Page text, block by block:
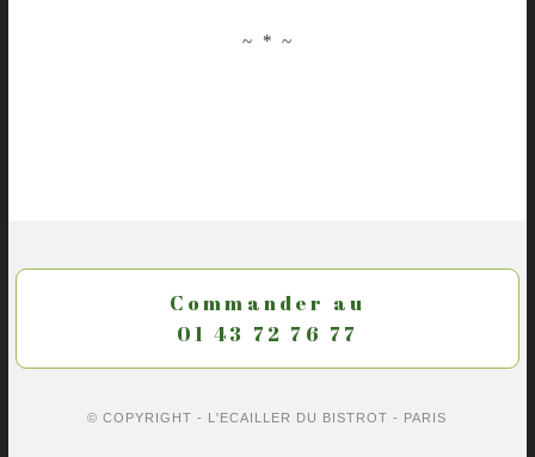
~ * ~
Commander au
01 43 72 76 77
© COPYRIGHT - L'ECAILLER DU BISTROT - PARIS